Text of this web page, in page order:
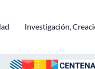
Investigación,